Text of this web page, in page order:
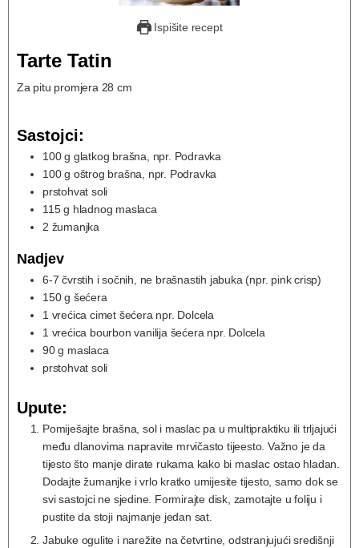
Ispišite recept
Tarte Tatin
Za pitu promjera 28 cm
Sastojci:
100 g glatkog brašna, npr. Podravka
100 g oštrog brašna, npr. Podravka
prstohvat soli
115 g hladnog maslaca
2 žumanjka
Nadjev
6-7 čvrstih i sočnih, ne brašnastih jabuka (npr. pink crisp)
150 g šećera
1 vrećica cimet šećera npr. Dolcela
1 vrećica bourbon vanilija šećera npr. Dolcela
90 g maslaca
prstohvat soli
Upute:
Pomiješajte brašna, sol i maslac pa u multipraktiku ili trljajući
među dlanovima napravite mrvičasto tijeesto. Važno je da
tijesto što manje dirate rukama kako bi maslac ostao hladan.
Dodajte žumanjke i vrlo kratko umijesite tijesto, samo dok se
svi sastojci ne sjedine. Formirajte disk, zamotajte u foliju i
pustite da stoji najmanje jedan sat.
Jabuke ogulite i narežite na četvrtine, odstranjujući središnji